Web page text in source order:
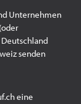
Unternehmen
senden
eine